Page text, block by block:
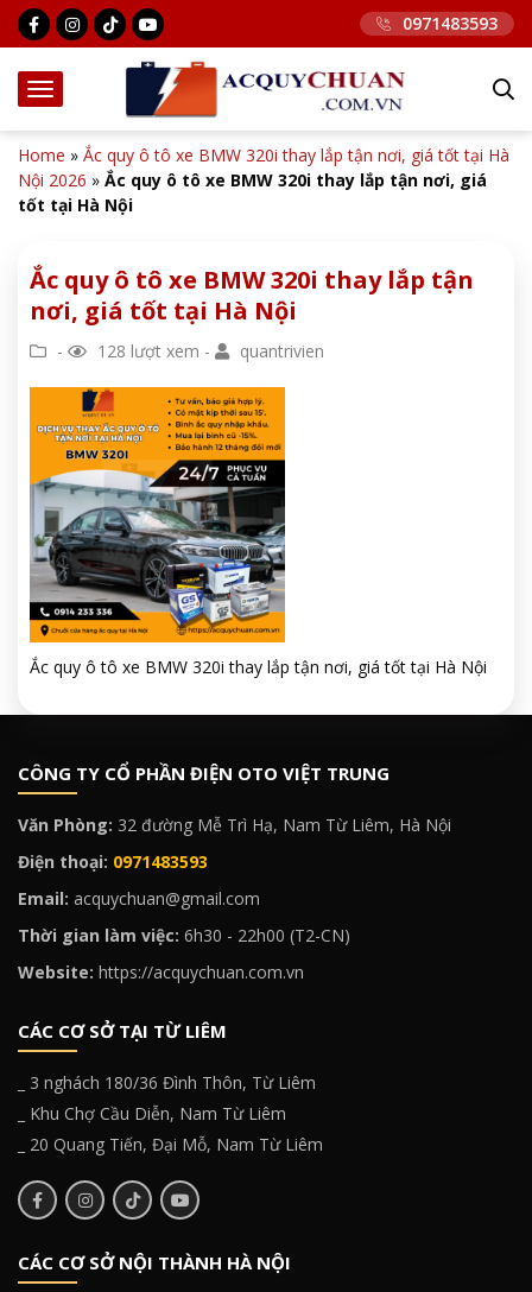
0971483593
Home » Ắc quy ô tô xe BMW 320i thay lắp tận nơi, giá tốt tại Hà
Nội 2026 » Ắc quy ô tô xe BMW 320i thay lắp tận nơi, giá
tốt tại Hà Nội
Ắc quy ô tô xe BMW 320i thay lắp tận
nơi, giá tốt tại Hà Nội
- 128 lượt xem - quantrivien
Ắc quy ô tô xe BMW 320i thay lắp tận nơi, giá tốt tại Hà Nội
CÔNG TY CỔ PHẦN ĐIỆN OTO VIỆT TRUNG
Văn Phòng: 32 đường Mễ Trì Hạ, Nam Từ Liêm, Hà Nội
Điện thoại: 0971483593
Email: acquychuan@gmail.com
Thời gian làm việc: 6h30 - 22h00 (T2-CN)
Website: https://acquychuan.com.vn
CÁC CƠ SỞ TẠI TỪ LIÊM
_ 3 nghách 180/36 Đình Thôn, Từ Liêm
_ Khu Chợ Cầu Diễn, Nam Từ Liêm
_ 20 Quang Tiến, Đại Mỗ, Nam Từ Liêm
CÁC CƠ SỞ NỘI THÀNH HÀ NỘI